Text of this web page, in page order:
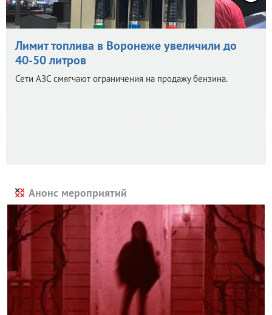
Лимит топлива в Воронеже увеличили до
40-50 литров
Сети АЗС смягчают ограничения на продажу бензина.
Анонс мероприятий